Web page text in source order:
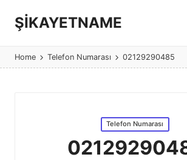
ŞİKAYETNAME
ve
şikayet
Home Telefon Numarası 02129290485
Posted
Telefon Numarası